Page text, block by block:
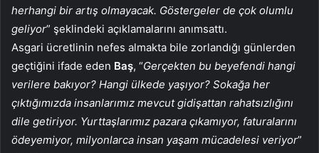
herhangi bir artış olmayacak. Göstergeler de çok olumlu
geliyor” şeklindeki açıklamalarını anımsattı.
Asgari ücretlinin nefes almakta bile zorlandığı günlerden
geçtiğini ifade eden Baş, “Gerçekten bu beyefendi hangi
verilere bakıyor? Hangi ülkede yaşıyor? Sokağa her
çıktığımızda insanlarımız mevcut gidişattan rahatsızlığını
dile getiriyor. Yurttaşlarımız pazara çıkamıyor, faturalarını
ödeyemiyor, milyonlarca insan yaşam mücadelesi veriyor”